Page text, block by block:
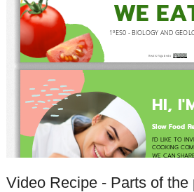
Video Recipe - Parts of the